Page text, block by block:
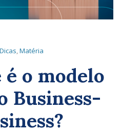
Dicas,Matéria
é o modelo
Business-